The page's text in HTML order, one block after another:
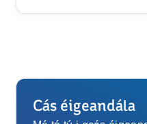
Cás éigeandála